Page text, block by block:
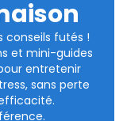
conseils futés !
et mini-guides
entretenir
sans perte